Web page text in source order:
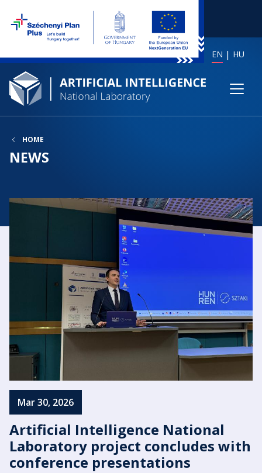
EN HU
HOME
NEWS
Mar 30, 2026
Artificial Intelligence National
Laboratory project concludes with
conference presentations